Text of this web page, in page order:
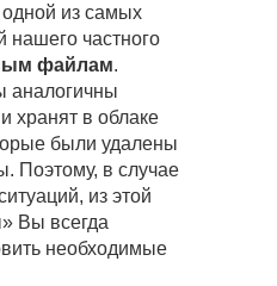
одной из самых
нашего частного
файлам.
аналогичны
хранят в облаке
были удалены
Поэтому, в случае
из этой
Вы всегда
необходимые